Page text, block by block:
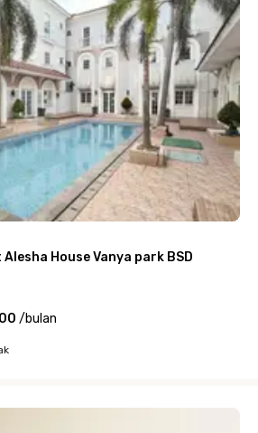
Alesha House Vanya park BSD
/bulan